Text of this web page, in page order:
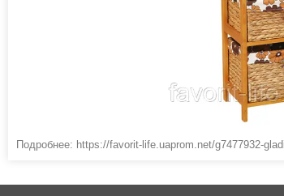
Подробнее: https://favorit-life.uaprom.net/g7477932-